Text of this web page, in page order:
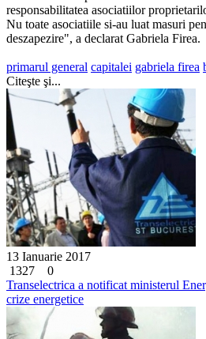
responsabilitatea asociatiilor
Nu toate asociatiile si-au luat masuri
deszapezire", a declarat Gabriela Firea.
primarul general capitalei gabriela firea
Citeşte şi...
13 Ianuarie 2017
1327
0
Transelectrica a notificat ministerul
crize energetice